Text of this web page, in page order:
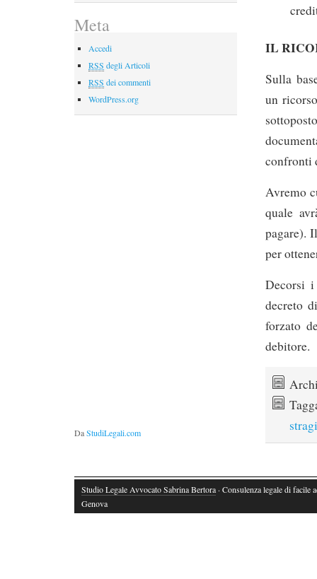
IL
Sulla
un
confronti
Avremo
quale
pagare).
per
Decorsi
decreto
forzato
debitore.
Meta
Accedi
RSS degli Articoli
RSS dei commenti
WordPress.org
DaStudiLegali.com
Studio Legale Avvocato Sabrina Bertora· Consulenza legale di facile
Genova